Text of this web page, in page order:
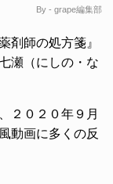
By - grape編集部
剤師の処方箋』
瀬（にしの・な
２０２０年９月
動画に多くの反